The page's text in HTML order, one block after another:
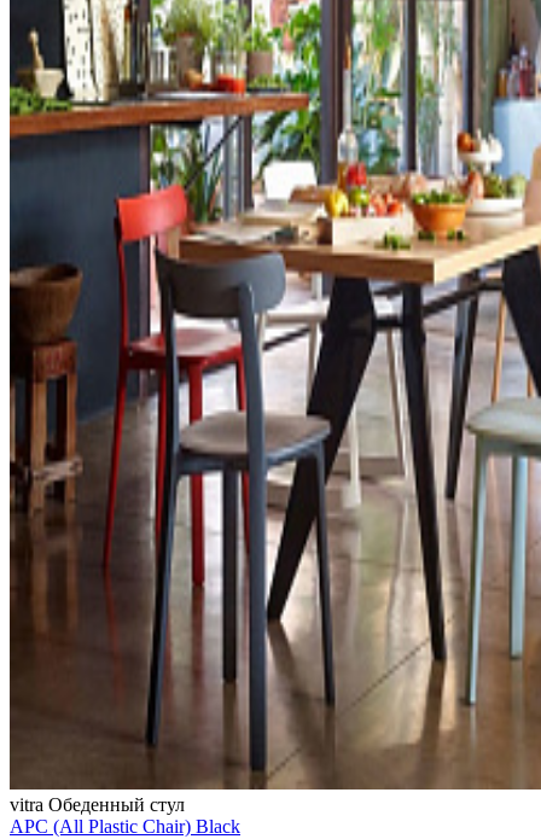
vitra Обеденный стул
APC (All Plastic Chair) Black